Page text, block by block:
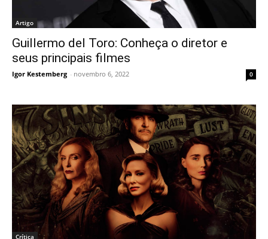
Artigo
Guillermo del Toro: Conheça o diretor e
seus principais filmes
Igor Kestemberg - novembro 6, 2022 0
Crítica